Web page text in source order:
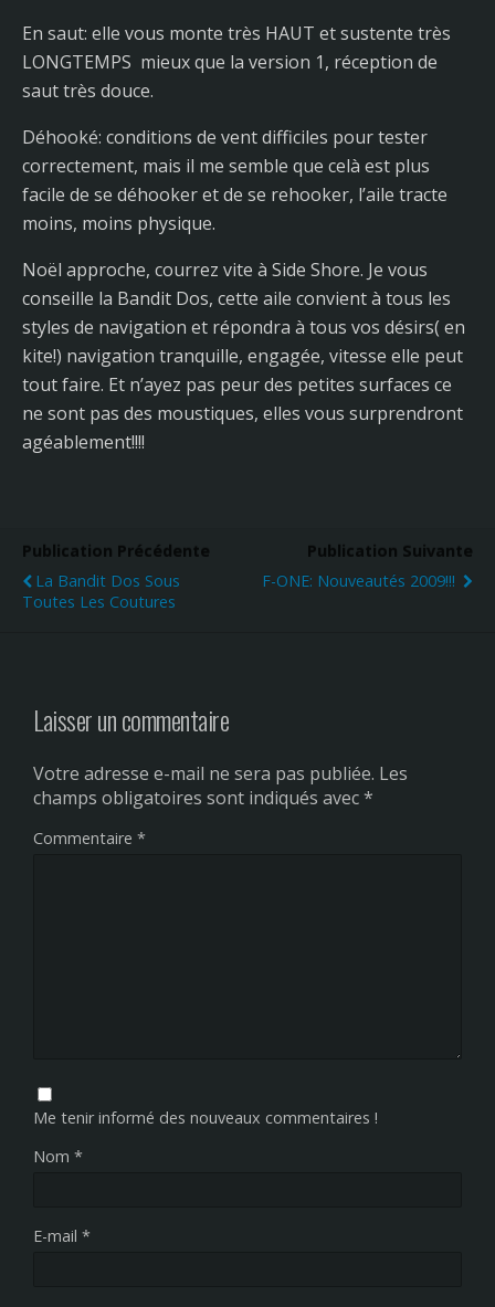
En saut: elle vous monte très HAUT et sustente très
LONGTEMPS mieux que la version 1, réception de
saut très douce.
Déhooké: conditions de vent difficiles pour tester
correctement, mais il me semble que celà est plus
facile de se déhooker et de se rehooker, l’aile tracte
moins, moins physique.
Noël approche, courrez vite à Side Shore. Je vous
conseille la Bandit Dos, cette aile convient à tous les
styles de navigation et répondra à tous vos désirs( en
kite!) navigation tranquille, engagée, vitesse elle peut
tout faire. Et n’ayez pas peur des petites surfaces ce
ne sont pas des moustiques, elles vous surprendront
agéablement!!!!
Publication Précédente
La Bandit Dos Sous
Toutes Les Coutures
Publication Suivante
F-ONE: Nouveautés 2009!!!
Laisser un commentaire
Votre adresse e-mail ne sera pas publiée. Les
champs obligatoires sont indiqués avec*
Commentaire *
Me tenir informé des nouveaux commentaires !
Nom *
E-mail *